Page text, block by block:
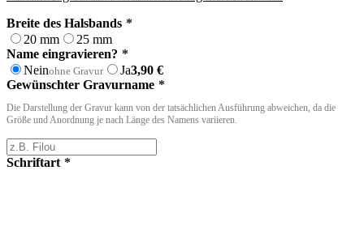
Breite des Halsbands *
20 mm
25 mm
Name eingravieren? *
Neinohne Gravur Ja3,90 €
Gewünschter Gravurname *
Die Darstellung der Gravur kann von der tatsächlichen Ausführung abweichen, da die
Größe und Anordnung je nach Länge des Namens variieren.
Schriftart *